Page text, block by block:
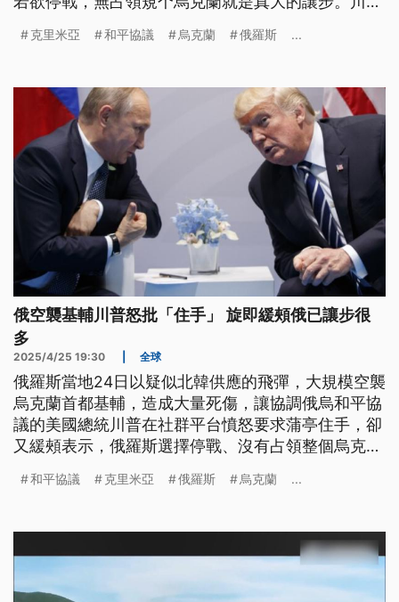
（新聞標題、導言為台語文）
克里米亞 和平協議 烏克蘭 俄羅斯 ...
俄空襲基輔川普怒批「住手」 旋即緩頰俄已讓步很
多
2025/4/25 19:30 全球
俄羅斯當地24日以疑似北韓供應的飛彈，大規模空襲
烏克蘭首都基輔，造成大量死傷，讓協調俄烏和平協
議的美國總統川普在社群平台憤怒要求蒲亭住手，卻
又緩頰表示，俄羅斯選擇停戰、沒有占領整個烏克蘭
斯科，25日將與蒲亭討論和平協議。
和平協議 克里米亞 俄羅斯 烏克蘭 ...